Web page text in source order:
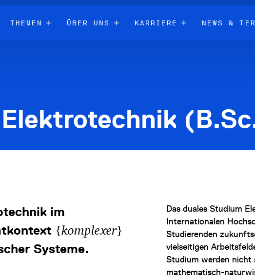
THEMEN ÜBER UNS KARRIERE NEWS &
im
{komplexer}
Systeme.
Das duales Studium
Internationalen
Studierenden
vielseitigen
Studium werden nicht
mathematisch-